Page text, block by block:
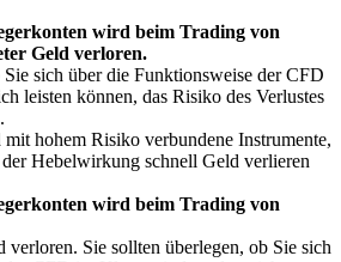
wird beim Trading von
Geld verloren.
sich über die Funktionsweise der CFD
leisten können, das Risiko des Verlustes
hohem Risiko verbundene Instrumente,
Hebelwirkung schnell Geld verlieren
wird beim Trading von
verloren. Sie sollten überlegen, ob Sie sich